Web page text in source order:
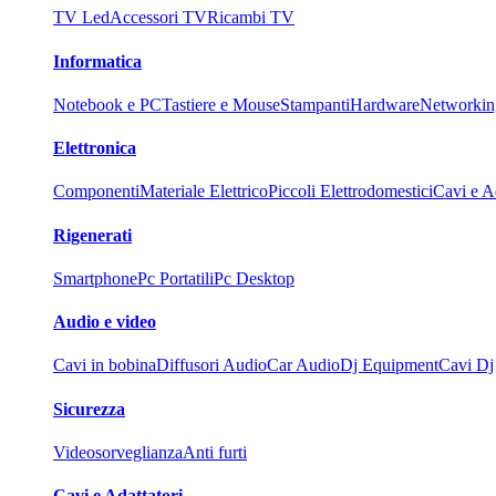
TV LedAccessori TVRicambi TV
Informatica
Notebook e PCTastiere e MouseStampantiHardware
Elettronica
ComponentiMateriale ElettricoPiccoli ElettrodomesticiCavi e
Rigenerati
SmartphonePc PortatiliPc Desktop
Audio e video
Cavi in bobinaDiffusori AudioCar AudioDj EquipmentCavi Dj
Sicurezza
VideosorveglianzaAnti furti